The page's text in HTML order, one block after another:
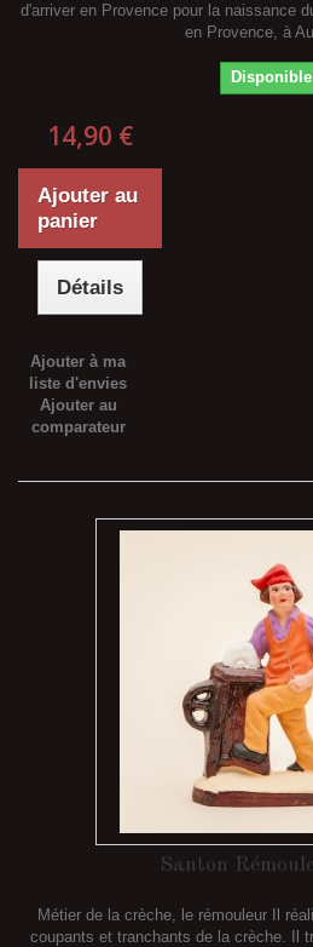
d'arriver en Provence pour la naissance
en Provence, à
Disponible
14,90 €
Ajouter au
panier
Détails
Ajouter à ma
liste d'envies
Ajouter au
comparateur
Santon
Métier de la crèche, le rémouleur Il
coupants et tranchants de la crèche. Il